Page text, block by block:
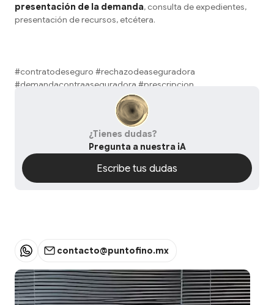
presentación de la demanda, consulta de expedientes,
presentación de recursos, etcétera.
#contratodeseguro #rechazodeaseguradora
#demandacontraaseguradora #prescripcion
¿Tienes dudas?
Pregunta a nuestra iA
Escribe tus dudas
contacto@puntofino.mx